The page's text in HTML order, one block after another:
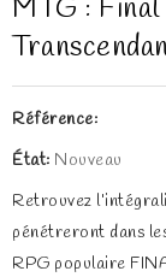
MTG :
Référence:
État: Nouveau
Retrouvez
pénétreront dans
RPG populaire